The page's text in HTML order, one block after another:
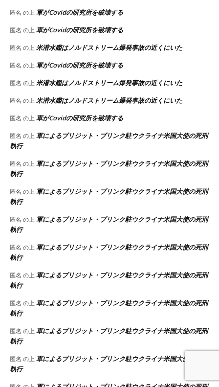
匿名 の上軍がCovidの研究所を破壊する
匿名 の上軍がCovidの研究所を破壊する
匿名 の上米潜水艦はノルドストリーム爆発事故の近くにいた
匿名 の上軍がCovidの研究所を破壊する
匿名 の上米潜水艦はノルドストリーム爆発事故の近くにいた
匿名 の上米潜水艦はノルドストリーム爆発事故の近くにいた
匿名 の上軍がCovidの研究所を破壊する
匿名 の上軍によるブリジット・ブリンク駐ウクライナ米国大使の死刑
執行
匿名 の上軍によるブリジット・ブリンク駐ウクライナ米国大使の死刑
執行
匿名 の上軍によるブリジット・ブリンク駐ウクライナ米国大使の死刑
執行
匿名 の上軍によるブリジット・ブリンク駐ウクライナ米国大使の死刑
執行
匿名 の上軍によるブリジット・ブリンク駐ウクライナ米国大使の死刑
執行
匿名 の上軍によるブリジット・ブリンク駐ウクライナ米国大使の死刑
執行
匿名 の上軍によるブリジット・ブリンク駐ウクライナ米国大使の死刑
執行
匿名 の上軍によるブリジット・ブリンク駐ウクライナ米国大使の死刑
執行
匿名 の上軍によるブリジット・ブリンク駐ウクライナ米国大使の死刑
執行